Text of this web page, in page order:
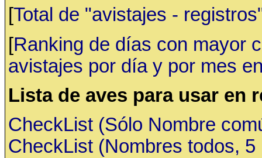
[Total de "avistajes -
[Ranking de días con mayor
avistajes por día y por mes
Lista de aves para usar en
CheckList (Sólo Nombre
CheckList (Nombres todos,